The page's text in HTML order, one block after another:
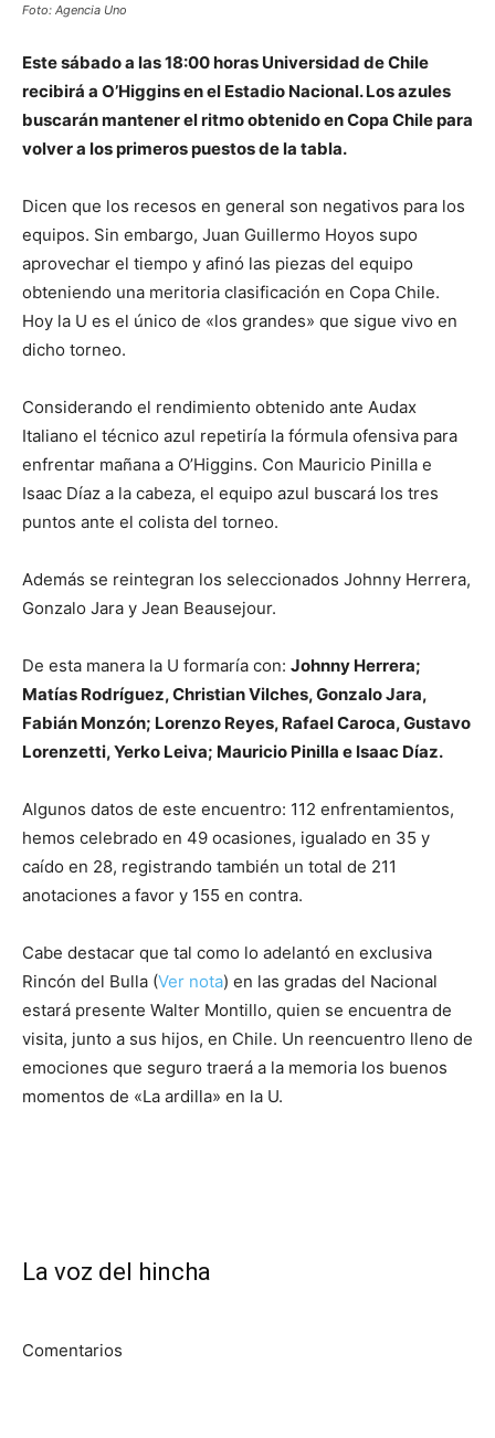
Foto: Agencia Uno
Este sábado a las 18:00 horas Universidad de Chile
recibirá a O’Higgins en el Estadio Nacional. Los azules
buscarán mantener el ritmo obtenido en Copa Chile para
volver a los primeros puestos de la tabla.
Dicen que los recesos en general son negativos para los
equipos. Sin embargo, Juan Guillermo Hoyos supo
aprovechar el tiempo y afinó las piezas del equipo
obteniendo una meritoria clasificación en Copa Chile.
Hoy la U es el único de «los grandes» que sigue vivo en
dicho torneo.
Considerando el rendimiento obtenido ante Audax
Italiano el técnico azul repetiría la fórmula ofensiva para
enfrentar mañana a O’Higgins. Con Mauricio Pinilla e
Isaac Díaz a la cabeza, el equipo azul buscará los tres
puntos ante el colista del torneo.
Además se reintegran los seleccionados Johnny Herrera,
Gonzalo Jara y Jean Beausejour.
De esta manera la U formaría con: Johnny Herrera;
Matías Rodríguez, Christian Vilches, Gonzalo Jara,
Fabián Monzón; Lorenzo Reyes, Rafael Caroca, Gustavo
Lorenzetti, Yerko Leiva; Mauricio Pinilla e Isaac Díaz.
Algunos datos de este encuentro: 112 enfrentamientos,
hemos celebrado en 49 ocasiones, igualado en 35 y
caído en 28, registrando también un total de 211
anotaciones a favor y 155 en contra.
Cabe destacar que tal como lo adelantó en exclusiva
Rincón del Bulla (Ver nota) en las gradas del Nacional
estará presente Walter Montillo, quien se encuentra de
visita, junto a sus hijos, en Chile. Un reencuentro lleno de
emociones que seguro traerá a la memoria los buenos
momentos de «La ardilla» en la U.
La voz del hincha
Comentarios